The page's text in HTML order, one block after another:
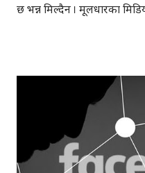
छ भन्न मिल्दैन । मूलधारका
केही घर्षण हुनु, वादविवाद हुनु,
हुनु एकदम सामान्य हो ।
बुझ्ने वा यस्ता प्लेटफर्मका
अत्यन्तै सामान्य लाग्छन् । सबै
तर सामाजिक सञ्जालमा देखिने,